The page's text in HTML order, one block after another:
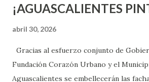
¡AGUASCALIENTES
abril 30, 2026
Gracias al esfuerzo conjunto de
Fundación Corazón Urbano y el
Aguascalientes se embellecerán las